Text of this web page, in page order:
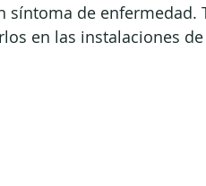
síntoma de
en las instalaciones